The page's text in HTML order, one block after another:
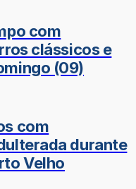
com
clássicos e
(09)
com
durante
Velho